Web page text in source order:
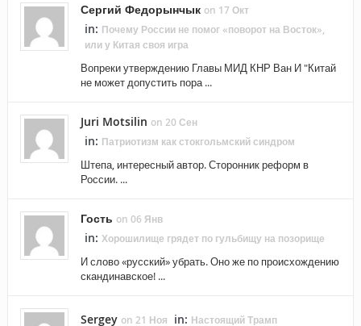
Сергий Федорынчык on 17 Окт
in: Почему России не помог «поворот на Восток»,
или у Китая своя игра
Вопреки утверждению Главы МИД КНР Ван И "Китай
не может допустить пора ...
Juri Motsilin on 20 Сен
in: Патриотизм как стокгольмский синдром
Штепа, интересный автор. Сторонник реформ в
России. ...
Гость on 06 Янв
in: Хорошилище грядет по гульбищу на позорище
И слово «русский» убрать. Оно же по происхождению
скандинавское! ...
Sergey on 21 Ноя in: Настоящий Трамп